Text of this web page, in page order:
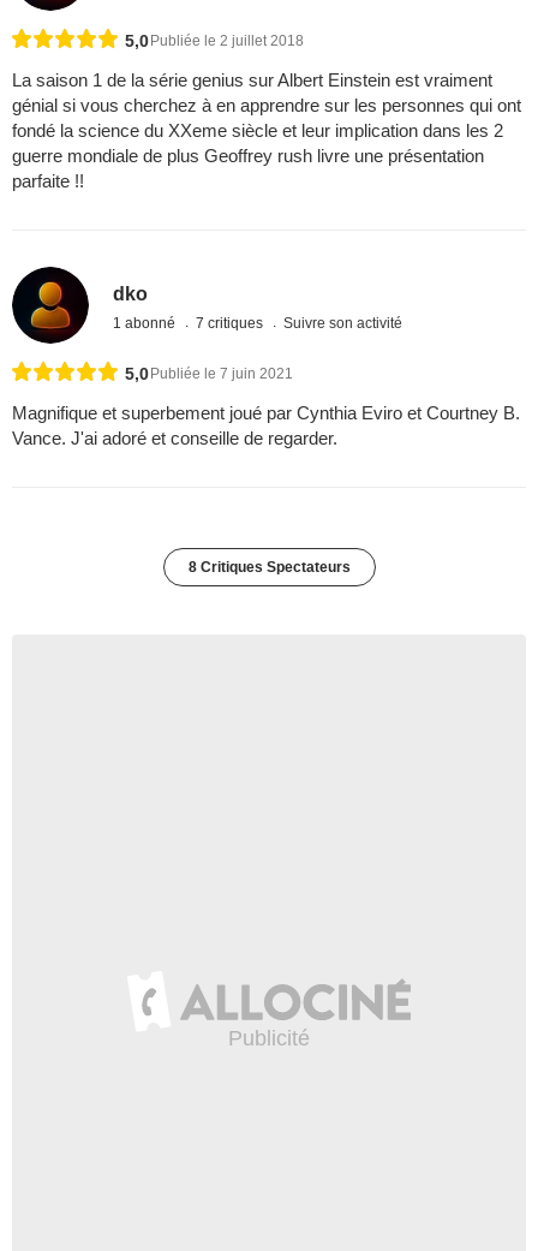
5,0Publiée le 2 juillet 2018
La saison 1 de la série genius sur Albert Einstein est vraiment
génial si vous cherchez à en apprendre sur les personnes qui ont
fondé la science du XXeme siècle et leur implication dans les 2
guerre mondiale de plus Geoffrey rush livre une présentation
parfaite !!
dko
1 abonné 7 critiques Suivre son activité
5,0 Publiée le 7 juin 2021
Magnifique et superbement joué par Cynthia Eviro et Courtney B.
Vance. J'ai adoré et conseille de regarder.
8 Critiques Spectateurs